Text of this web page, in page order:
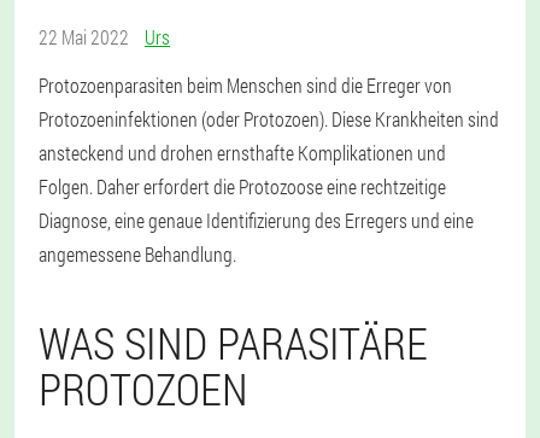
22 Mai 2022
Urs
Protozoenparasiten beim Menschen sind die Erreger von
Protozoeninfektionen (oder Protozoen). Diese Krankheiten sind
ansteckend und drohen ernsthafte Komplikationen und
Folgen. Daher erfordert die Protozoose eine rechtzeitige
Diagnose, eine genaue Identifizierung des Erregers und eine
angemessene Behandlung.
WAS SIND PARASITÄRE
PROTOZOEN